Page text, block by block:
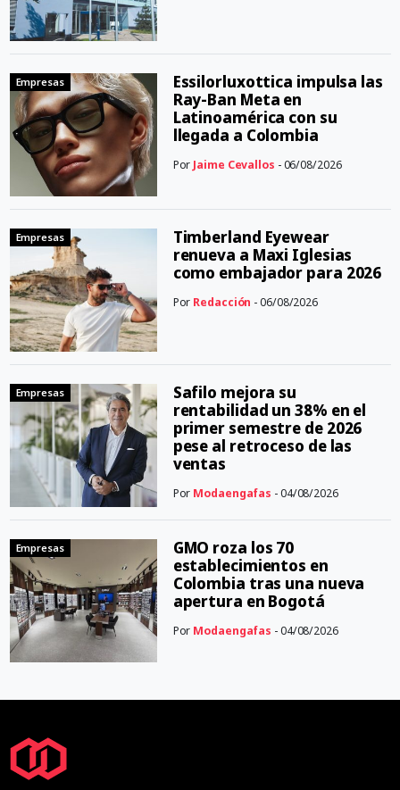
Empresas
Essilorluxottica impulsa las
Ray-Ban Meta en
Latinoamérica con su
llegada a Colombia
Por Jaime Cevallos - 06/08/2026
Empresas
Timberland Eyewear
renueva a Maxi Iglesias
como embajador para 2026
Por Redacción - 06/08/2026
Empresas
Safilo mejora su
rentabilidad un 38% en el
primer semestre de 2026
pese al retroceso de las
ventas
Por Modaengafas - 04/08/2026
Empresas
GMO roza los 70
establecimientos en
Colombia tras una nueva
apertura en Bogotá
Por Modaengafas - 04/08/2026